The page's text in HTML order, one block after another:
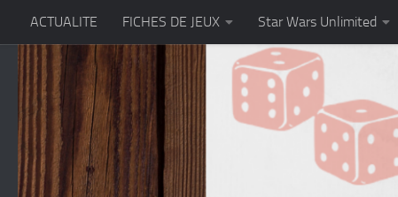
Skip to content
ACTUALITE FICHES DE JEUX Star Wars Unlimited